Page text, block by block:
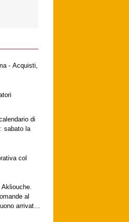
- Acquisti,
di
sabato la
col
al
arrivato